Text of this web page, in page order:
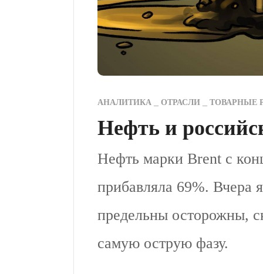
АНАЛИТИКА ОТРАСЛИ ТОВАРНЫЕ
Нефть и
Нефть марки Brent с
прибавляла 69%. Вчера
предельны осторожны,
самую острую фазу.